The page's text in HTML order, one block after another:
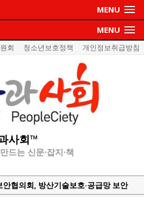
MENU
MENU
회 청소년보호정책 개인정보취급방침
사회™
드는 신문·잡지·책
협의회, 방산기술보호·공급망 보안